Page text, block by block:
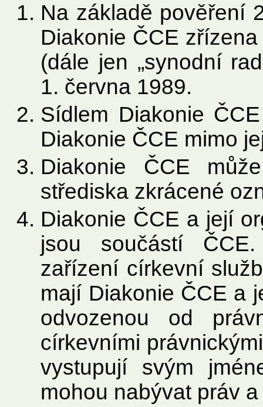
Na základě pověření
Diakonie ČCE
(dále jen „synodní
1. června 1989.
Sídlem Diakonie
Diakonie ČCE mimo
Diakonie ČCE
střediska zkrácené
Diakonie ČCE a její
jsou součástí
zařízení církevní
mají Diakonie ČCE a
odvozenou od
církevními
vystupují svým
mohou nabývat práv